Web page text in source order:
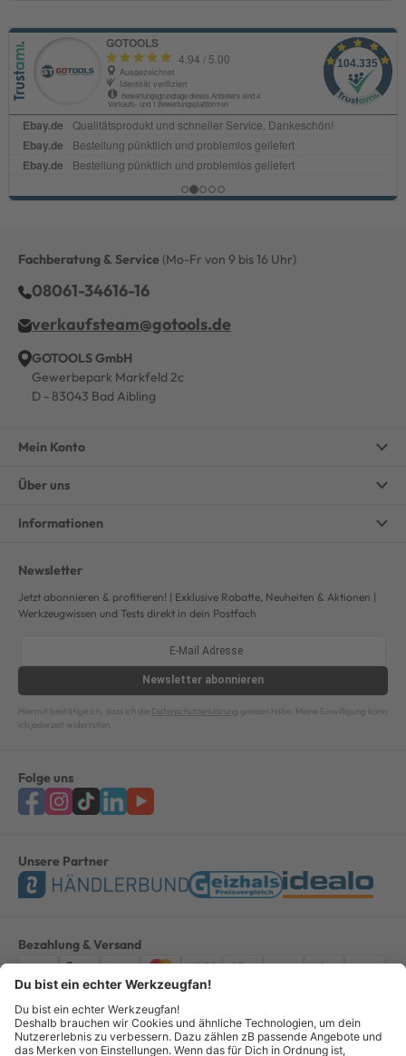
Fachberatung & Service (Mo-Fr von 9 bis 16 Uhr)
08061-34616-16
verkaufsteam@gotools.de
GOTOOLS GmbH
Gewerbepark Markfeld 2c
D - 83043 Bad Aibling
Mein Konto
Über uns
Informationen
Newsletter
Jetzt abonnieren & profitieren! | Exklusive Rabatte, Neuheiten & Aktionen |
Werkzeugwissen und Tests direkt in dein Postfach
Newsletter abonnieren
Hiermit bestätige ich, dass ich die Datenschutzerklärung gelesen habe. Meine Einwilligung kann
ich jederzeit widerrufen.
Folge uns
Unsere Partner
Bezahlung & Versand
ImpressumAGBDatenschutzWiderruf Vertrag widerrufen